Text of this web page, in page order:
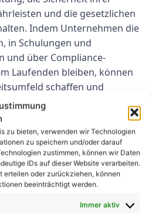
zu bieten, verwenden wir Technologien
zu speichern und/oder darauf
zustimmen, können wir Daten
IDs auf dieser Website verarbeiten.
erteilen oder zurückziehen, können
beeinträchtigt werden.
Immer aktiv
und die gesetzlichen
Indem Unternehmen die
in Schulungen und
und über Compliance-
Laufenden bleiben, können
schaffen und
und Strafen vermeiden.
Vorschriften der